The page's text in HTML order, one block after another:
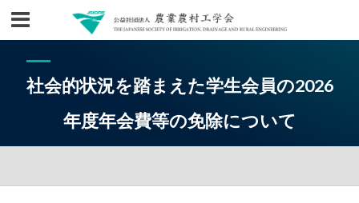
社会的状況を踏まえた学生会員の2026
年度年会費等の免除について